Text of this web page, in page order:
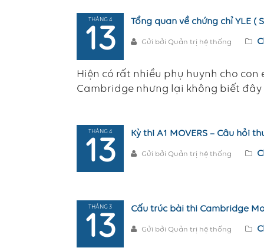
THÁNG 4
13
Tổng quan về chứng chỉ YLE (
Gửi bởi Quản trị hệ thống
Hiện có rất nhiều phụ huynh cho
Cambridge nhưng lại không biết
THÁNG 4
13
Kỳ thi A1 MOVERS – Câu hỏi
Gửi bởi Quản trị hệ thống
THÁNG 3
13
Cấu trúc bài thi Cambridge
Gửi bởi Quản trị hệ thống